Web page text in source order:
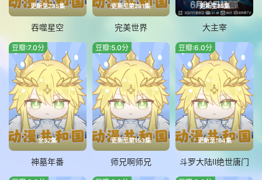
更新至235集
吞噬星空
更新至第281集
完美世界
更新至85集
大主宰
全52集
豆瓣:7.0分
神墓年番
更新至第153集
豆瓣:5.0分
师兄啊师兄
更新至164集
豆瓣:6.0分
斗罗大陆Ⅱ绝世唐门